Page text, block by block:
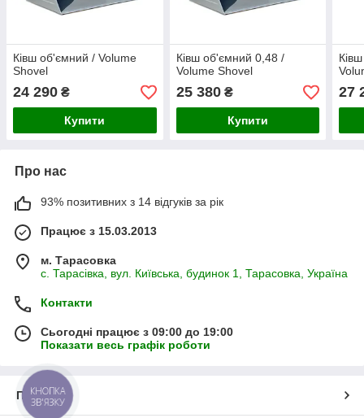
Ківш об'ємний / Volume
Shovel
24 290 ₴
Купити
Ківш об'ємний 0,48 /
Volume Shovel
25 380₴
Купити
27
Про нас
93% позитивних з 14 відгуків за рік
Працює з 15.03.2013
м. Тарасовка
с. Тарасівка, вул. Київська, будинок 1, Тарасовка, Україна
Контакти
Сьогодні працює з 09:00 до 19:00
Показати весь графік роботи
Про нас
КНОПКА
ЗВ'ЯЗКУ